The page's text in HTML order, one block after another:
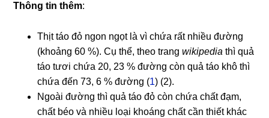
Thông tin thêm:
Thịt táo đỏ ngon ngọt là vì chứa rất nhiều đường
(khoảng 60 %). Cụ thể, theo trangwikipedia thì quả
táo tươi chứa 20, 23 % đường còn quả táo khô thì
chứa đến 73, 6 % đường (1) (2).
Ngoài đường thì quả táo đỏ còn chứa chất đạm,
chất béo và nhiều loại khoáng chất cần thiết khác